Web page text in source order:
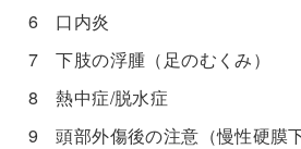
6 口内炎
7 下肢の浮腫（足のむくみ）
8 熱中症/脱水症
9 頭部外傷後の注意（慢性硬膜下